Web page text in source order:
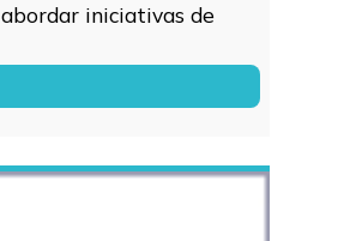
iniciativas de